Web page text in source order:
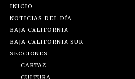
INICIO
NOTICIAS DEL DÍA
BAJA CALIFORNIA
BAJA CALIFORNIA SUR
SECCIONES
CARTAZ
CULTURA